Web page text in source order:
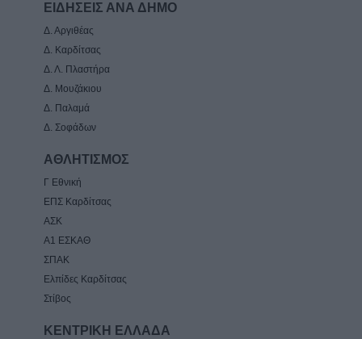
ΕΙΔΗΣΕΙΣ ΑΝΑ ΔΗΜΟ
Δ. Αργιθέας
Δ. Καρδίτσας
Δ. Λ. Πλαστήρα
Δ. Μουζάκιου
Δ. Παλαμά
Δ. Σοφάδων
ΑΘΛΗΤΙΣΜΟΣ
Γ Εθνική
ΕΠΣ Καρδίτσας
ΑΣΚ
Α1 ΕΣΚΑΘ
ΣΠΑΚ
Ελπίδες Καρδίτσας
Στίβος
ΚΕΝΤΡΙΚΗ ΕΛΛΑΔΑ